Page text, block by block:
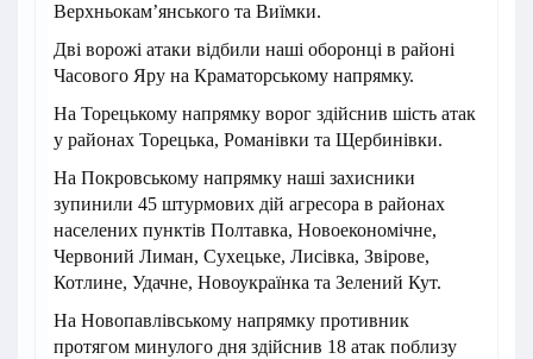
Верхньокам’янського та Виїмки.
Дві ворожі атаки відбили наші оборонці в районі
Часового Яру на Краматорському напрямку.
На Торецькому напрямку ворог здійснив шість атак
у районах Торецька, Романівки та Щербинівки.
На Покровському напрямку наші захисники
зупинили 45 штурмових дій агресора в районах
населених пунктів Полтавка, Новоекономічне,
Червоний Лиман, Сухецьке, Лисівка, Звірове,
Котлине, Удачне, Новоукраїнка та Зелений Кут.
На Новопавлівському напрямку противник
протягом минулого дня здійснив 18 атак поблизу